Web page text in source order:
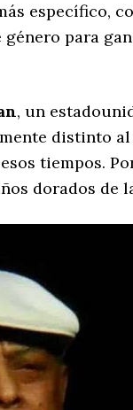
específico,
para
, un
distinto
tiempos.
dorados de